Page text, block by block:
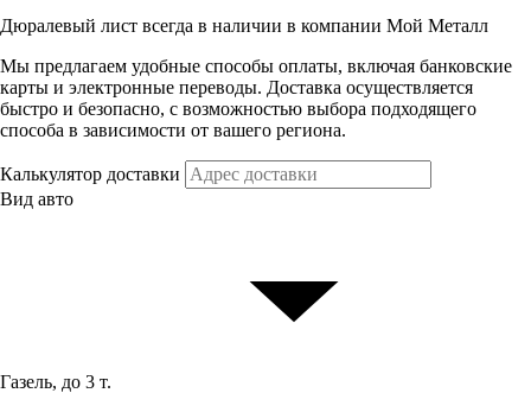
Дюралевый лист всегда в наличии в компании Мой Металл
Мы предлагаем удобные способы оплаты, включая банковские
карты и электронные переводы. Доставка осуществляется
быстро и безопасно, с возможностью выбора подходящего
способа в зависимости от вашего региона.
Калькулятор доставки
Вид авто
Газель, до 3 т.